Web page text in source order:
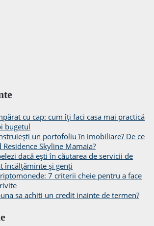
cu cap: cum îți faci casa mai practică
bugetul
un portofoliu în imobiliare? De ce
Residence Skyline Mamaia?
dacă ești în căutarea de servicii de
încălțăminte și genți
7 criterii cheie pentru a face
sa achiti un credit inainte de termen?